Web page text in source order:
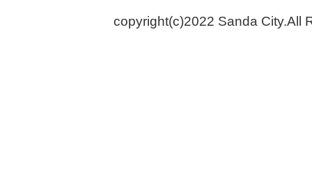
copyright(c)2022 Sanda City.All